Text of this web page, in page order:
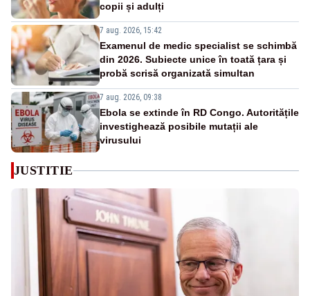
copii și adulți
7 aug. 2026, 15:42
Examenul de medic specialist se schimbă
din 2026. Subiecte unice în toată țara și
probă scrisă organizată simultan
7 aug. 2026, 09:38
Ebola se extinde în RD Congo. Autoritățile
investighează posibile mutații ale
virusului
JUSTITIE